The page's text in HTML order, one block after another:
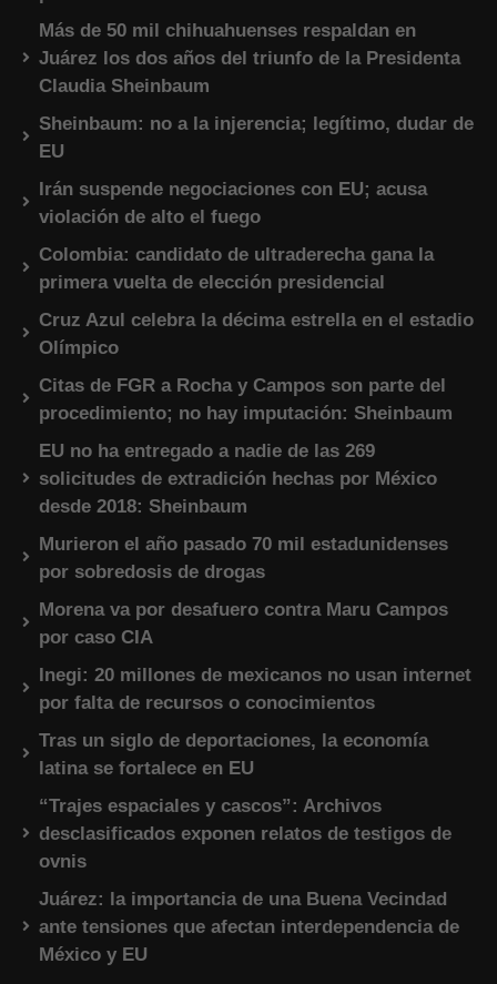
Más de 50 mil chihuahuenses respaldan en
Juárez los dos años del triunfo de la Presidenta
Claudia Sheinbaum
Sheinbaum: no a la injerencia; legítimo, dudar de
EU
Irán suspende negociaciones con EU; acusa
violación de alto el fuego
Colombia: candidato de ultraderecha gana la
primera vuelta de elección presidencial
Cruz Azul celebra la décima estrella en el estadio
Olímpico
Citas de FGR a Rocha y Campos son parte del
procedimiento; no hay imputación: Sheinbaum
EU no ha entregado a nadie de las 269
solicitudes de extradición hechas por México
desde 2018: Sheinbaum
Murieron el año pasado 70 mil estadunidenses
por sobredosis de drogas
Morena va por desafuero contra Maru Campos
por caso CIA
Inegi: 20 millones de mexicanos no usan internet
por falta de recursos o conocimientos
Tras un siglo de deportaciones, la economía
latina se fortalece en EU
“Trajes espaciales y cascos”: Archivos
desclasificados exponen relatos de testigos de
ovnis
Juárez: la importancia de una Buena Vecindad
ante tensiones que afectan interdependencia de
México y EU